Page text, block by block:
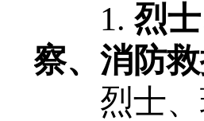
1.烈
察、消防
烈士